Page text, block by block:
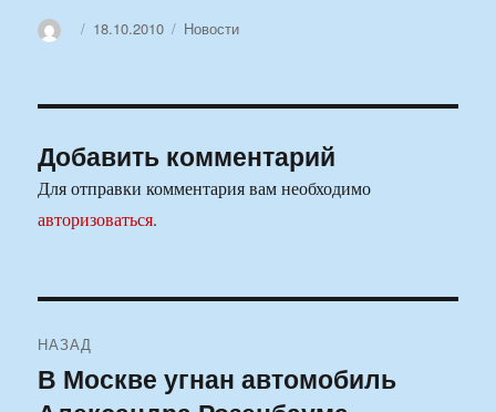
АвторОпубликовано
18.10.2010 Рубрики
Новости
Добавить комментарий
Для отправки комментария вам необходимо
авторизоваться.
по
НАЗАД
Предыдущая
В Москве угнан автомобиль